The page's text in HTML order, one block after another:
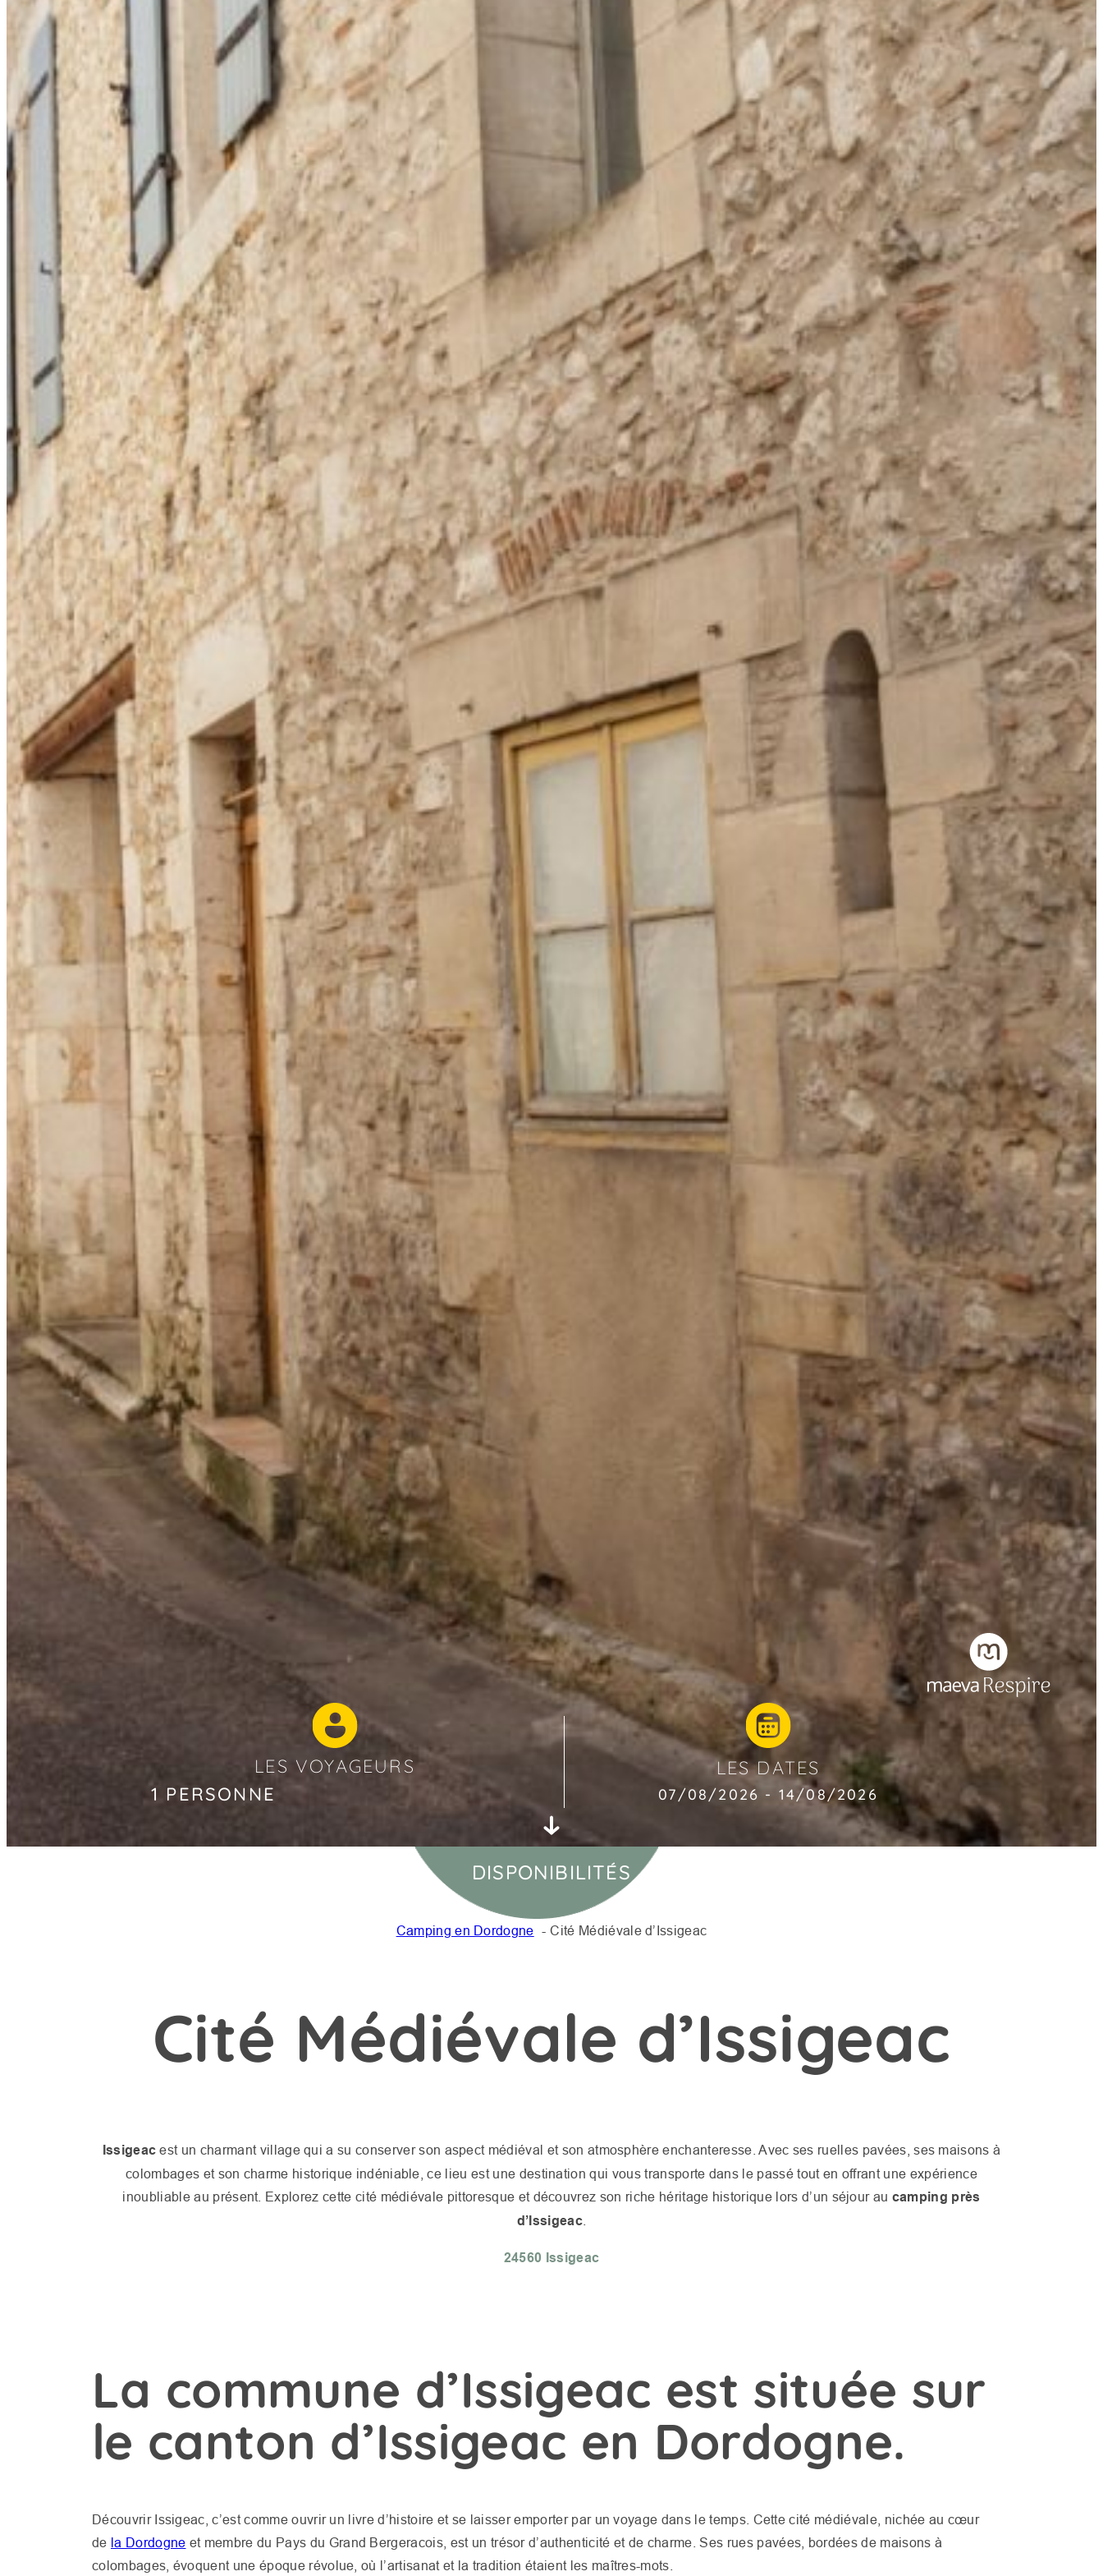
LES DATES
LES VOYAGEURS
DISPONIBILITÉS
Camping en Dordogne Cité Médiévale d’Issigeac
Cité Médiévale d’Issigeac
Issigeac est un charmant village qui a su conserver son aspect médiéval et son atmosphère enchanteresse. Avec ses ruelles pavées, ses maisons à
colombages et son charme historique indéniable, ce lieu est une destination qui vous transporte dans le passé tout en offrant une expérience
inoubliable au présent. Explorez cette cité médiévale pittoresque et découvrez son riche héritage historique lors d’un séjour au camping près
d’Issigeac.
24560 Issigeac
La commune d’Issigeac est située sur
le canton d’Issigeac en Dordogne.
Découvrir Issigeac, c’est comme ouvrir un livre d’histoire et se laisser emporter par un voyage dans le temps. Cette cité médiévale, nichée au cœur
de la Dordogne et membre du Pays du Grand Bergeracois, est un trésor d’authenticité et de charme. Ses rues pavées, bordées de maisons à
colombages, évoquent une époque révolue, où l’artisanat et la tradition étaient les maîtres-mots.